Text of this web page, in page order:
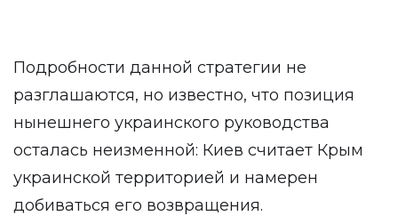
Подробности данной стратегии не
разглашаются, но известно, что позиция
нынешнего украинского руководства
осталась неизменной: Киев считает Крым
украинской территорией и намерен
добиваться его возвращения.